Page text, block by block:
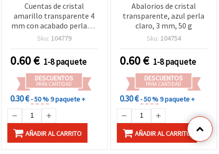
Cuentas de cristal
amarillo transparente 4
mm con acabado perlado,
50 g – abalorios brillantes
manualidades DIY
Sku: 104779
0.60€ 1-8 paquete
DESCUENTOS
PARA CANTIDAD
0.30 €- 50 %9 paquete +
AÑADIR AL CARRITO
Abalorios de cristal
transparente, azul perla
claro, 3 mm, 50 g
Sku: 104754
0.60€ 1-8 paquete
DESCUENTOS
PARA CANTIDAD
0.30 €- 50 %9 paquete +
AÑADIR AL CARRITO